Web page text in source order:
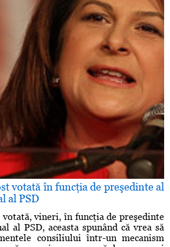
votată în funcţia de preşedinte al
al PSD
votată, vineri, în funcţia de preşedinte
al PSD, aceasta spunând că vrea să
consiliului într-un mecanism